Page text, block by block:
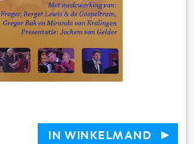
IN WINKELMAND